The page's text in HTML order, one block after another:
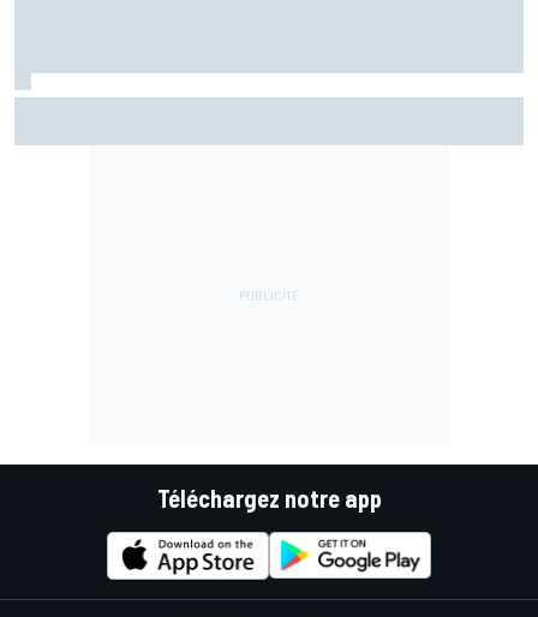
Téléchargez notre app